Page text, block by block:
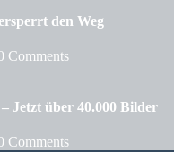
den Weg
Comments
Jetzt über 40.000 Bilder
Comments